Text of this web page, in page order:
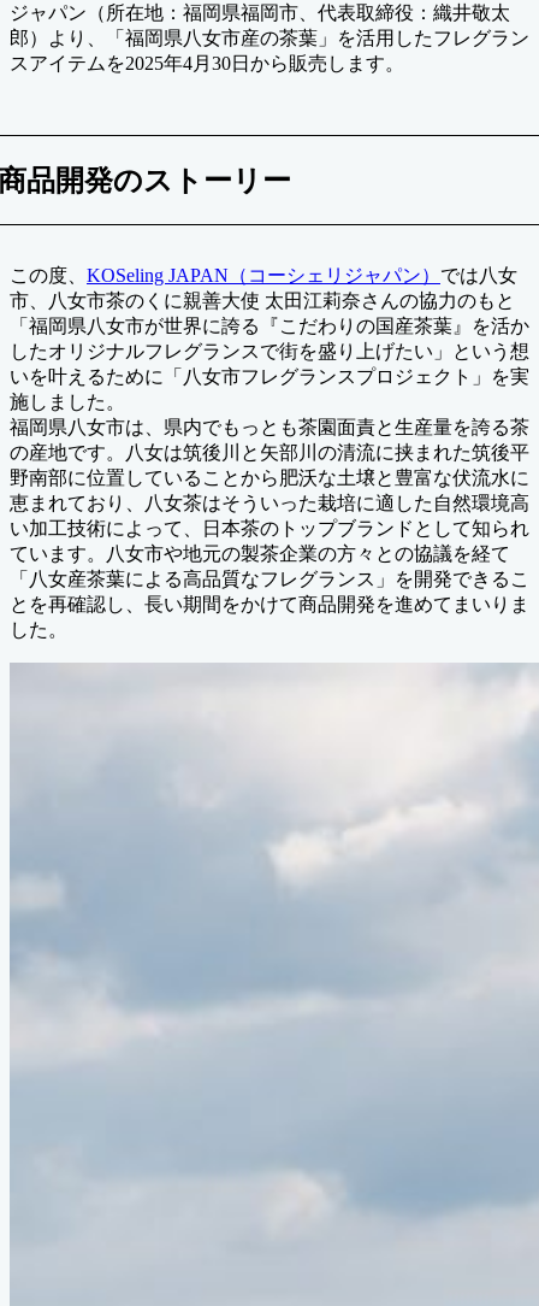
ジャパン（所在地：福岡県福岡市、代表取締役：織井敬太
郎）より、「福岡県八女市産の茶葉」を活用したフレグラン
スアイテムを2025年4月30日から販売します。
品開発のストーリー
この度、 KOSeling JAPAN（コーシェリジャパン） では八女
市、八女市茶のくに親善大使 太田江莉奈さんの協力のもと
「福岡県八女市が世界に誇る『こだわりの国産茶葉』を活か
したオリジナルフレグランスで街を盛り上げたい」という想
いを叶えるために「八女市フレグランスプロジェクト」を実
施しました。
福岡県八女市は、県内でもっとも茶園面責と生産量を誇る茶
の産地です。八女は筑後川と矢部川の清流に挟まれた筑後平
野南部に位置していることから肥沃な土壌と豊富な伏流水に
恵まれており、八女茶はそういった栽培に適した自然環境高
い加工技術によって、日本茶のトップブランドとして知られ
ています。八女市や地元の製茶企業の方々との協議を経て
「八女産茶葉による高品質なフレグランス」を開発できるこ
とを再確認し、長い期間をかけて商品開発を進めてまいりま
した。